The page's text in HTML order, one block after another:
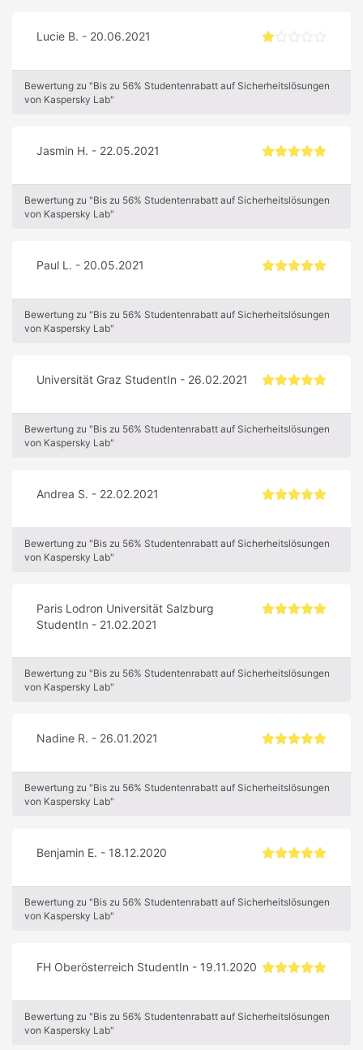
Lucie B. - 20.06.2021
Bewertung zu "Bis zu 56% Studentenrabatt auf Sicherheitslösungen
von Kaspersky Lab"
Jasmin H. - 22.05.2021
Bewertung zu "Bis zu 56% Studentenrabatt auf Sicherheitslösungen
von Kaspersky Lab"
Paul L. - 20.05.2021
Bewertung zu "Bis zu 56% Studentenrabatt auf Sicherheitslösungen
von Kaspersky Lab"
Universität Graz StudentIn - 26.02.2021
Bewertung zu "Bis zu 56% Studentenrabatt auf Sicherheitslösungen
von Kaspersky Lab"
Andrea S. - 22.02.2021
Bewertung zu "Bis zu 56% Studentenrabatt auf Sicherheitslösungen
von Kaspersky Lab"
Paris Lodron Universität Salzburg
StudentIn - 21.02.2021
Bewertung zu "Bis zu 56% Studentenrabatt auf Sicherheitslösungen
von Kaspersky Lab"
Nadine R. - 26.01.2021
Bewertung zu "Bis zu 56% Studentenrabatt auf Sicherheitslösungen
von Kaspersky Lab"
Benjamin E. - 18.12.2020
Bewertung zu "Bis zu 56% Studentenrabatt auf Sicherheitslösungen
von Kaspersky Lab"
FH Oberösterreich StudentIn - 19.11.2020
Bewertung zu "Bis zu 56% Studentenrabatt auf Sicherheitslösungen
von Kaspersky Lab"